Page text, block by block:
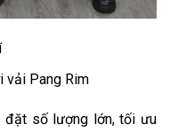
Pang Rim
đặt số lượng lớn, tối ưu